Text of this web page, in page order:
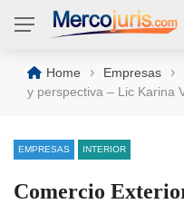
Home › Empresas ›
y perspectiva – Lic Karina
EMPRESAS INTERIOR
Comercio